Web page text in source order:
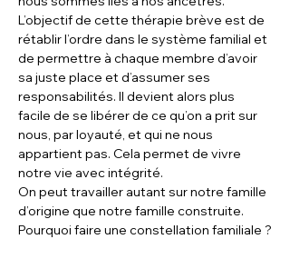
L’objectif de cette thérapie brève est de
rétablir l’ordre dans le système familial et
de permettre à chaque membre d’avoir
sa juste place et d’assumer ses
responsabilités. Il devient alors plus
facile de se libérer de ce qu’on a prit sur
nous, par loyauté, et qui ne nous
appartient pas. Cela permet de vivre
notre vie avec intégrité.
On peut travailler autant sur notre famille
d’origine que notre famille construite.
Pourquoi faire une constellation familiale ?